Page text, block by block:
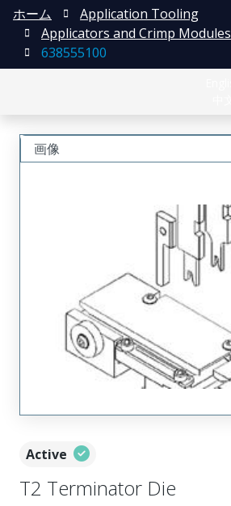
ホーム
Application Tooling
Applicators and Crimp Modules
638555100
Active
T2 Terminator Die
画像